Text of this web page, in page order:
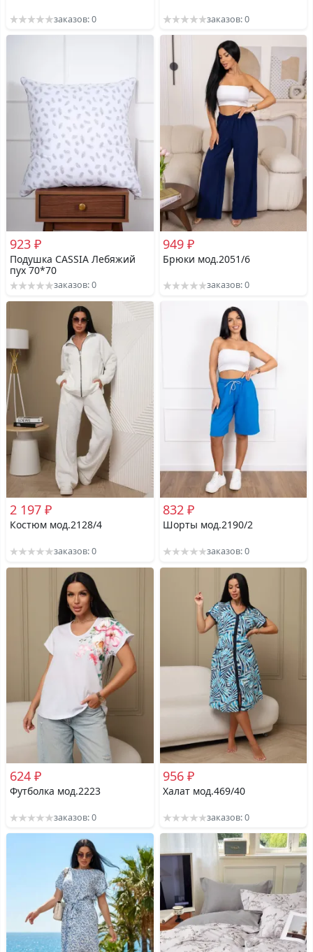
заказов: 0 заказов: 0
923 ₽
Подушка CASSIA Лебяжий
пух 70*70
заказов: 0
949 ₽
Брюки мод.2051/6
заказов: 0
2 197 ₽
Костюм мод.2128/4
заказов: 0
832 ₽
Шорты мод.2190/2
заказов: 0
624 ₽
Футболка мод.2223
заказов: 0
956 ₽
Халат мод.469/40
заказов: 0